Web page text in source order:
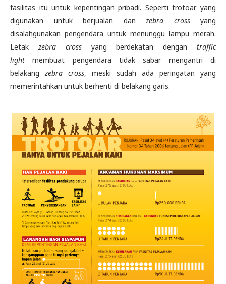
fasilitas itu untuk kepentingan pribadi. Seperti trotoar yang
digunakan untuk berjualan dan zebra crossyang
disalahgunakan pengendara untuk menunggu lampu merah.
Letak zebra crossyang berdekatan dengantraffic
lightmembuat pengendara tidak sabar mengantri di
belakang zebra cross, meski sudah ada peringatan yang
memerintahkan untuk berhenti di belakang garis.